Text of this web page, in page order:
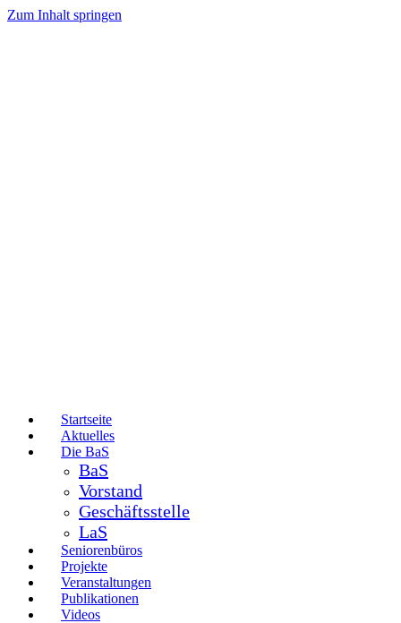
Zum Inhalt springen
Startseite
Aktuelles
Die BaS
BaS
Vorstand
Geschäftsstelle
LaS
Seniorenbüros
Projekte
Veranstaltungen
Publikationen
Videos